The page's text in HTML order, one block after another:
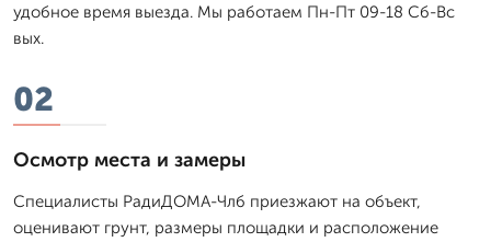
удобное время выезда. Мы работаем Пн-Пт 09-18 Сб-Вс
вых.
02
Осмотр места и замеры
Специалисты РадиДОМА-Члб приезжают на объект,
оценивают грунт, размеры площадки и расположение